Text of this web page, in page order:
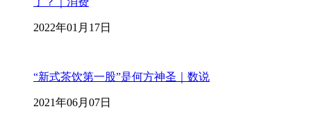
2022年01月17日
“新式茶饮第一股”是何方神圣｜数说
2021年06月07日